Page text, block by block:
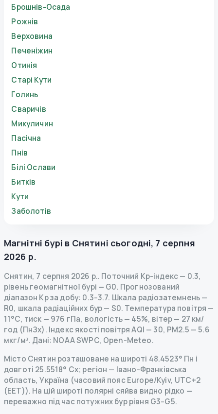
Брошнів-Осада
Рожнів
Верховина
Печеніжин
Отинія
Старі Кути
Голинь
Сваричів
Микуличин
Пасічна
Пнів
Білі Ослави
Битків
Кути
Заболотів
Магнітні бурі в Снятині сьогодні, 7 серпня
2026 р.
Снятин, 7 серпня 2026 р.. Поточний Kp-індекс— 0.3,
рівень геомагнітної бурі — G0. Прогнозований
діапазон Kp за добу: 0.3–3.7. Шкала радіозатемнень—
R0, шкала радіаційних бур— S0. Температура повітря —
11°C, тиск — 976 гПа, вологість — 45%, вітер — 27 км/
год (ПнЗх). Індекс якості повітря AQI — 30, PM2.5 — 5.6
мкг/м³. Дані: NOAA SWPC, Open-Meteo.
Місто Снятин розташоване на широті 48.4523° Пн і
довготі 25.5518° Сх; регіон — Івано-Франківська
область, Україна (часовий пояс Europe/Kyiv, UTC+2
(EET)). На цій широті полярні сяйва видно рідко —
переважно під час потужних бур рівня G3–G5.